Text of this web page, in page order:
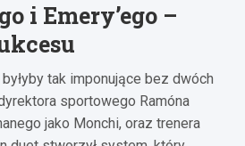
i Emery’ego –
tak imponujące bez dwóch
sportowego Ramóna
jako Monchi, oraz trenera